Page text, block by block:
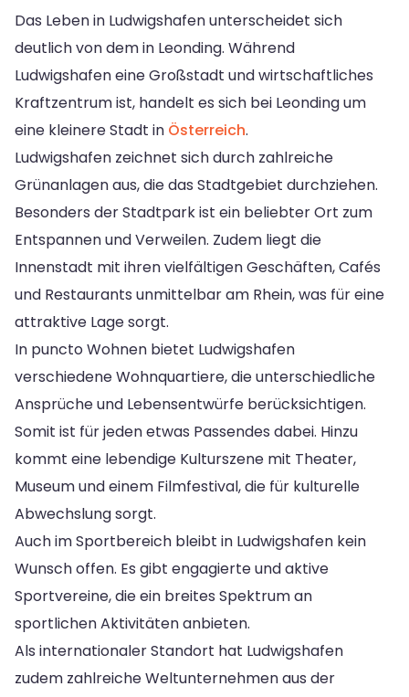
Das Leben in Ludwigshafen unterscheidet sich
deutlich von dem in Leonding. Während
Ludwigshafen eine Großstadt und wirtschaftliches
Kraftzentrum ist, handelt es sich bei Leonding um
eine kleinere Stadt in Österreich.
Ludwigshafen zeichnet sich durch zahlreiche
Grünanlagen aus, die das Stadtgebiet durchziehen.
Besonders der Stadtpark ist ein beliebter Ort zum
Entspannen und Verweilen. Zudem liegt die
Innenstadt mit ihren vielfältigen Geschäften, Cafés
und Restaurants unmittelbar am Rhein, was für eine
attraktive Lage sorgt.
In puncto Wohnen bietet Ludwigshafen
verschiedene Wohnquartiere, die unterschiedliche
Ansprüche und Lebensentwürfe berücksichtigen.
Somit ist für jeden etwas Passendes dabei. Hinzu
kommt eine lebendige Kulturszene mit Theater,
Museum und einem Filmfestival, die für kulturelle
Abwechslung sorgt.
Auch im Sportbereich bleibt in Ludwigshafen kein
Wunsch offen. Es gibt engagierte und aktive
Sportvereine, die ein breites Spektrum an
sportlichen Aktivitäten anbieten.
Als internationaler Standort hat Ludwigshafen
zudem zahlreiche Weltunternehmen aus der